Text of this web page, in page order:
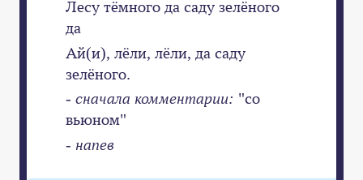
Лесу тёмного да саду зелёного
да
Ай(и), лёли, лёли, да саду
зелёного.
- сначала комментарии: "со
вьюном"
- напев